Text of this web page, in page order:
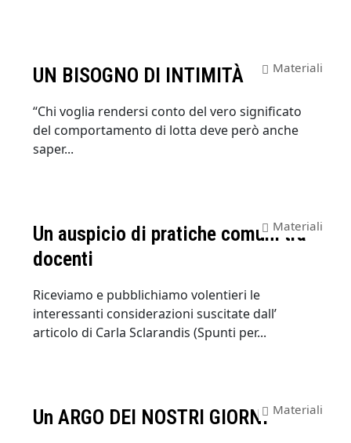
UN BISOGNO DI INTIMITÀ Materiali
“Chi voglia rendersi conto del vero significato
del comportamento di lotta deve però anche
saper...
Un auspicio di pratiche comuni tra
docenti
Materiali
Riceviamo e pubblichiamo volentieri le
interessanti considerazioni suscitate dall’
articolo di Carla Sclarandis (Spunti per...
Un ARGO DEI NOSTRI GIORNI Materiali